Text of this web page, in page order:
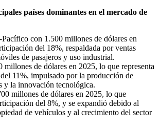
países dominantes en el mercado de
con 1.500 millones de dólares en
del 18%, respaldada por ventas
de pasajeros y uso industrial.
millones de dólares en 2025, lo que representa
11%, impulsado por la producción de
y la innovación tecnológica.
millones de dólares en 2025, lo que
del 8%, y se expandió debido al
de vehículos y al crecimiento del sector